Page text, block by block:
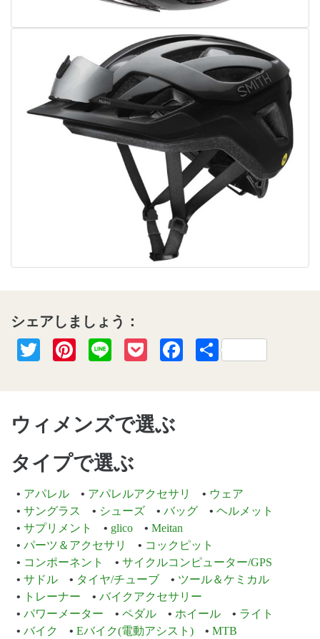
シェアしましょう：
TwitterPinterest
Line PocketFacebook
共
ウィメンズで選ぶ
タイプで選ぶ
アパレル アパレルアクセサリ
ウェア
サングラス
シューズ バッグ
ヘルメット
サプリメント
glico
Meitan
パーツ＆アクセサリ
コックピット
コンポーネント
サイクルコンピューター/GPS
サドル
タイヤ/チューブ
ツール＆ケミカル
トレーナー
バイクアクセサリー
パワーメーター
ペダル ホイール
ライト
バイク
Eバイク(電動アシスト)
MTB